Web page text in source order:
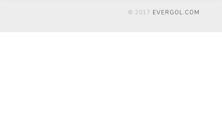
© 2017 EVERGOL.COM